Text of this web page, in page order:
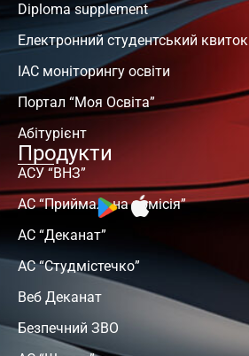
Diploma supplement
Електронний студентський квиток
ІАС моніторингу освіти
Портал “Моя Освіта”
Абітурієнт
Продукти
АСУ “ВНЗ”
АС “Приймальна комісія”
АС “Деканат”
АС “Студмістечко”
Веб Деканат
Безпечний ЗВО